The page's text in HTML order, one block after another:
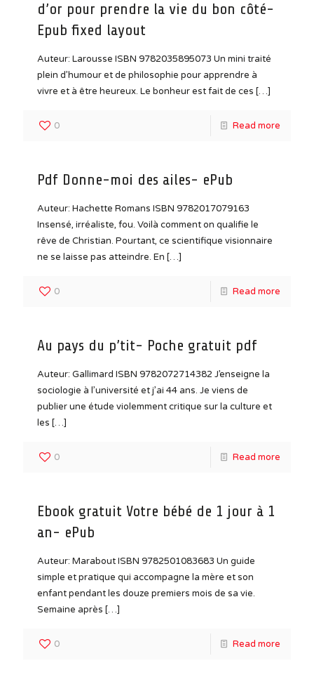
d’or pour prendre la vie du bon côté-
Epub fixed layout
Auteur: Larousse ISBN 9782035895073 Un mini traité
plein d’humour et de philosophie pour apprendre à
vivre et à être heureux. Le bonheur est fait de ces […]
0 Read more
Pdf Donne-moi des ailes- ePub
Auteur: Hachette Romans ISBN 9782017079163
Insensé, irréaliste, fou. Voilà comment on qualifie le
rêve de Christian. Pourtant, ce scientifique visionnaire
ne se laisse pas atteindre. En […]
0 Read more
Au pays du p’tit- Poche gratuit pdf
Auteur: Gallimard ISBN 9782072714382 J’enseigne la
sociologie à l’université et j’ai 44 ans. Je viens de
publier une étude violemment critique sur la culture et
les […]
0 Read more
Ebook gratuit Votre bébé de 1 jour à 1
an- ePub
Auteur: Marabout ISBN 9782501083683 Un guide
simple et pratique qui accompagne la mère et son
enfant pendant les douze premiers mois de sa vie.
Semaine après […]
0 Read more